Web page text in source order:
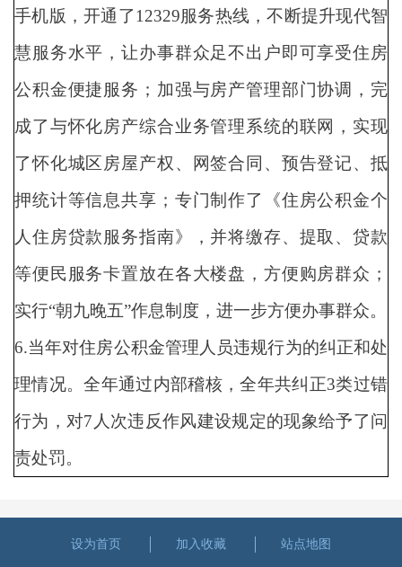
手机版，开通了12329服务热线，不断提升现代智
慧服务水平，让办事群众足不出户即可享受住房
公积金便捷服务；加强与房产管理部门协调，完
成了与怀化房产综合业务管理系统的联网，实现
了怀化城区房屋产权、网签合同、预告登记、抵
押统计等信息共享；专门制作了《住房公积金个
人住房贷款服务指南》，并将缴存、提取、贷款
等便民服务卡置放在各大楼盘，方便购房群众；
实行“朝九晚五”作息制度，进一步方便办事群众。
6.当年对住房公积金管理人员违规行为的纠正和处
理情况。全年通过内部稽核，全年共纠正3类过错
行为，对7人次违反作风建设规定的现象给予了问
责处罚。
设为首页 加入收藏 站点地图